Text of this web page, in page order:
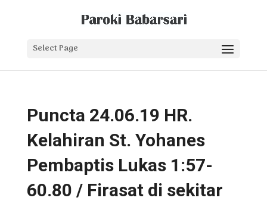
Select Page
Puncta 24.06.19 HR.
Kelahiran St. Yohanes
Pembaptis Lukas 1:57-
60.80 / Firasat di sekitar